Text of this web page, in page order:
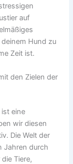
auf
Hund zu
Zeit ist.
den Zielen der
eine
wir diesen
Die Welt der
Jahren durch
Tiere,